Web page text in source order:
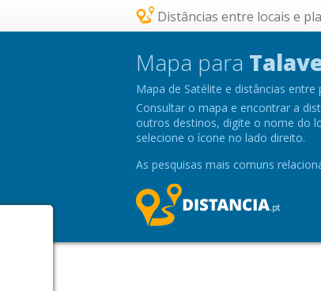
Distâncias entre locais e
Mapa para
Mapa de Satélite e distâncias entre
Consultar o mapa e encontrar a
outros destinos, digite o nome do
selecione o ícone no lado direito.
As pesquisas mais comuns